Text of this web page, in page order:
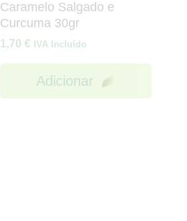
Caramelo Salgado e
Curcuma 30gr
1,70€ IVA Incluído
Adicionar